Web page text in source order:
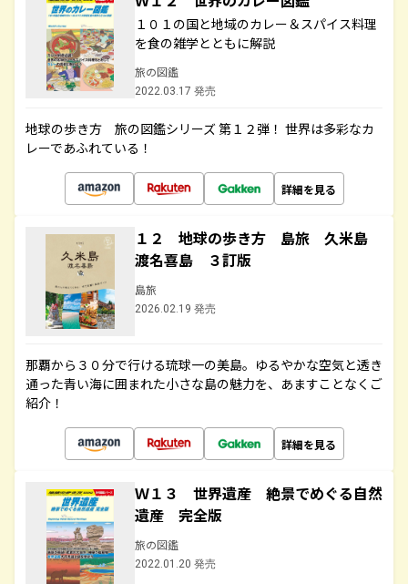
１０１の国と地域のカレー＆スパイス料理
を食の雑学とともに解説
旅の図鑑
2022.03.17 発売
地球の歩き方 旅の図鑑シリーズ 第１２弾！ 世界は多彩なカ
レーであふれている！
詳細を見る
１２ 地球の歩き方 島旅 久米島
渡名喜島 ３訂版
島旅
2026.02.19 発売
那覇から３０分で行ける琉球一の美島。ゆるやかな空気と透き
通った青い海に囲まれた小さな島の魅力を、あますことなくご
紹介！
詳細を見る
Ｗ１３ 世界遺産 絶景でめぐる自然
遺産 完全版
旅の図鑑
2022.01.20 発売